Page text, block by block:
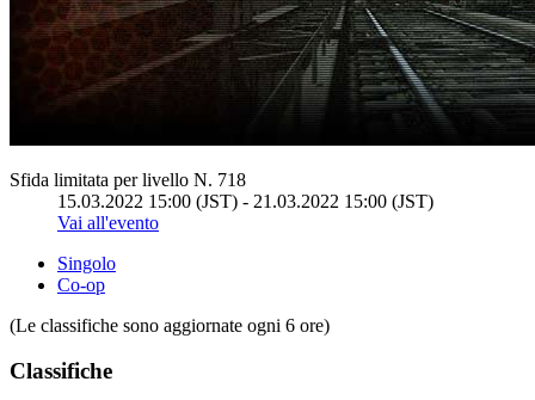
Sfida limitata per livello N. 718
15.03.2022 15:00 (JST) - 21.03.2022 15:00 (JST)
Vai all'evento
Singolo
Co-op
(Le classifiche sono aggiornate ogni 6 ore)
Classifiche